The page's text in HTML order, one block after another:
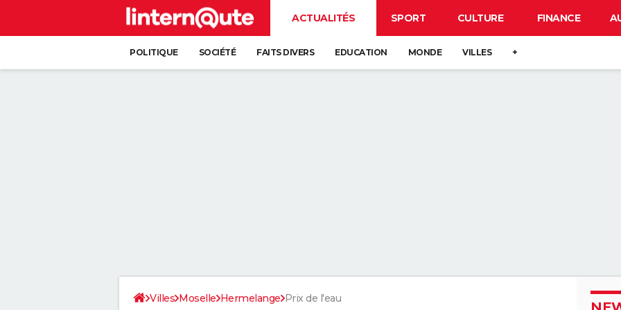
ACTUALITÉS SPORT CULTURE FINANCE
POLITIQUE SOCIÉTÉ FAITS DIVERS EDUCATION MONDE VILLES +
Villes Moselle Hermelange Prix de l'eau